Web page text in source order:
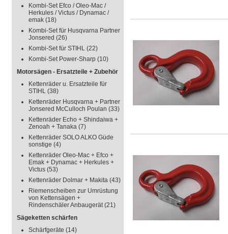
Kombi-Set Efco / Oleo-Mac /
Herkules / Victus / Dynamac /
emak (18)
Kombi-Set für Husqvarna Partner
Jonsered (26)
Kombi-Set für STIHL (22)
Kombi-Set Power-Sharp (10)
Motorsägen - Ersatzteile + Zubehör
Kettenräder u. Ersatzteile für
STIHL (38)
Kettenräder Husqvarna + Partner
Jonsered McCulloch Poulan (33)
Kettenräder Echo + Shindaiwa +
Zenoah + Tanaka (7)
Kettenräder SOLO ALKO Güde
sonstige (4)
Kettenräder Oleo-Mac + Efco +
Emak + Dynamac + Herkules +
Victus (53)
Kettenräder Dolmar + Makita (43)
Riemenscheiben zur Umrüstung
von Kettensägen +
Rindenschäler Anbaugerät(21)
Sägeketten schärfen
Schärfgeräte (14)